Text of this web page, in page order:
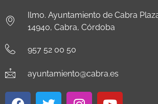
Ilmo. Ayuntamiento de Cabra
14940, Cabra, Córdoba
957 52 00 50
ayuntamiento@cabra.es